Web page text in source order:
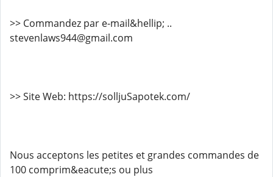
>> Commandez par e-mail&hellip; ..
stevenlaws944@gmail.com
>> Site Web: https://solljuSapotek.com/
Nous acceptons les petites et grandes commandes de
100 comprim&eacute;s ou plus